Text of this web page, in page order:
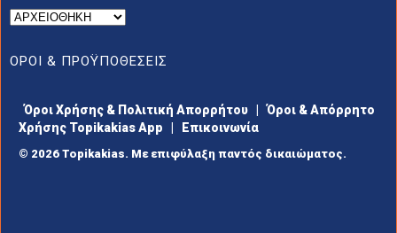
ΟΡΟΙ & ΠΡΟΫΠΟΘΕΣΕΙΣ
Όροι Χρήσης & Πολιτική Απορρήτου
Όροι & Απόρρητο
Χρήσης Topikakias App
Επικοινωνία
© 2026 Topikakias. Με επιφύλαξη παντός δικαιώματος.